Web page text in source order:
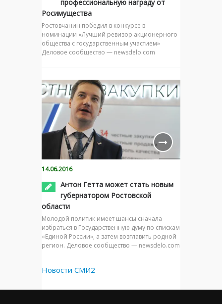
профессиональную награду от
Росимущества
Ростовчанин победил в конкурсе в
номинации «Лучший ревизор акционерного
общества с государственным участием»
Деловое сообщество — newsdelo.com
14.06.2016
Антон Гетта может стать новым
губернатором Ростовской
области
Молодой политик имеет шансы сначала
избраться в Государственную думу по спискам
«Единой России», а затем возглавить родной
регион. Деловое сообщество — newsdelo.com
Новости СМИ2